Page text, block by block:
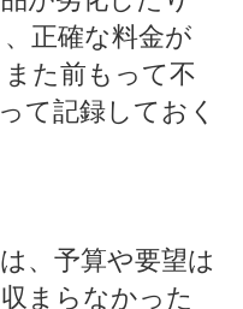
正確な料金が
た前もって不
て記録しておく
、予算や要望は
まらなかった